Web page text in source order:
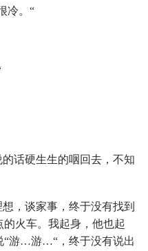
冷。“
话硬生生的咽回去，不知
，谈家事，终于没有找到
火车。我起身，他也起
“游…游…“，终于没有说出